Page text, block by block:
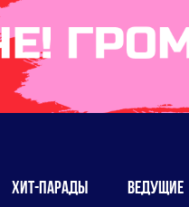
ХИТ-ПАРАДЫ ВЕДУЩИЕ